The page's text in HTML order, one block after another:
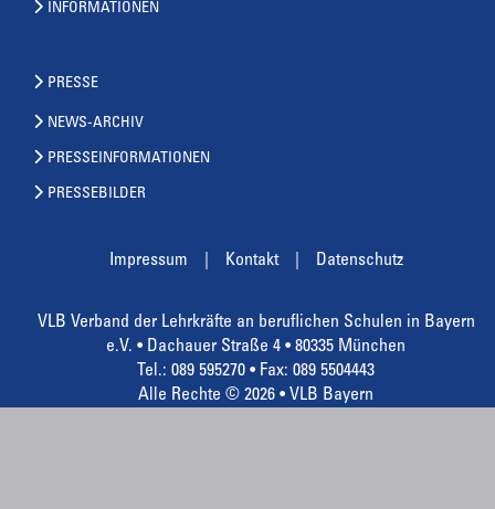
INFORMATIONEN
PRESSE
NEWS-ARCHIV
PRESSEINFORMATIONEN
PRESSEBILDER
Impressum Kontakt Datenschutz
VLB Verband der Lehrkräfte an beruflichen Schulen in Bayern
e.V. • Dachauer Straße 4 • 80335 München
Tel.: 089 595270 • Fax: 089 5504443
Alle Rechte © 2026 • VLB Bayern